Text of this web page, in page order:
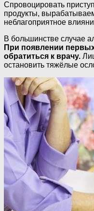
Спровоцировать
продукты,
неблагоприятное
В большинстве случае
При появлении
обратиться к врачу.
остановить тяжёлые